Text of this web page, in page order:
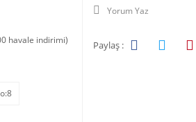
havale indirimi)
Yorum Yaz
Paylaş :